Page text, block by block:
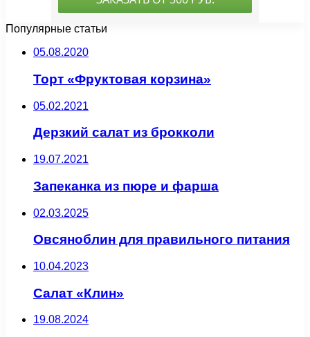
Популярные статьи
05.08.2020
Торт «Фруктовая корзина»
05.02.2021
Дерзкий салат из брокколи
19.07.2021
Запеканка из пюре и фарша
02.03.2025
Овсяноблин для правильного питания
10.04.2023
Салат «Клин»
19.08.2024